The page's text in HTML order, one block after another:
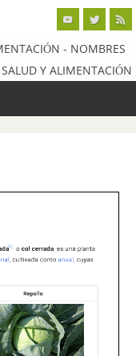
- NOMBRES
Y ALIMENTACIÓN